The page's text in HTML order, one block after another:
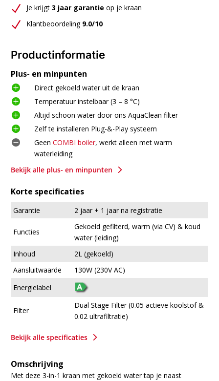
N Je krijgt3 jaar garantie op je kraan
N Klantbeoordeling 9.0/10
Productinformatie
Plus- en minpunten
 Direct gekoeld water uit de kraan
 Temperatuur instelbaar(3 – 8 °C)
 Altijd schoon water door ons AquaClean filter
 Zelf te installeren Plug-&-Play systeem
 Geen COMBI boiler, werkt alleen met warm
waterleiding
5
Bekijk alle plus- en minpunten
Korte specificaties
Garantie 2 jaar + 1 jaar na registratie
Functies
Gekoeld gefilterd, warm (via CV) & koud
water (leiding)
Inhoud
2L (gekoeld)
Aansluitwaarde
130W (230V AC)
Energielabel
Filter
Dual Stage Filter (0.05 actieve koolstof &
0.02 ultrafiltratie)
5
Bekijk alle specificaties
Omschrijving
Met deze 3-in-1 kraan met gekoeld water tap je naast